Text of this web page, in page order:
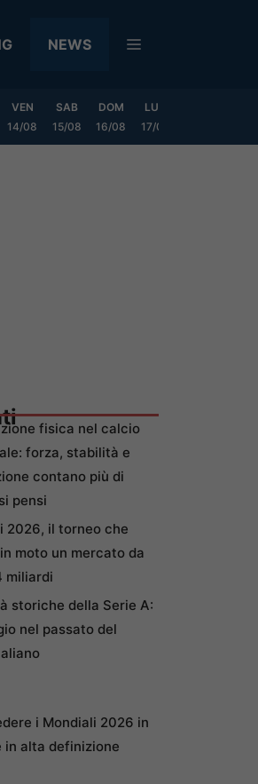
NEWS
VEN
14/08
SAB
15/08
DOM
16/08
LUN
17/08
fisica nel calcio
forza, stabilità e
contano più di
pensi
2026, il torneo che
moto un mercato da
miliardi
storiche della Serie A:
nel passato del
i Mondiali 2026 in
in alta definizione